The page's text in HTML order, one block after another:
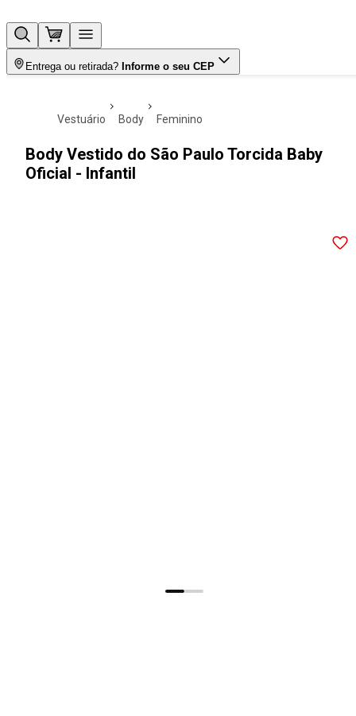
Entrega ou retirada? Informe o seu CEP
vestuário body feminino
Body Vestido do São Paulo Torcida Baby
Oficial - Infantil